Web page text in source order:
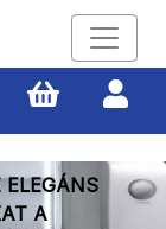
ELEGÁNS
A